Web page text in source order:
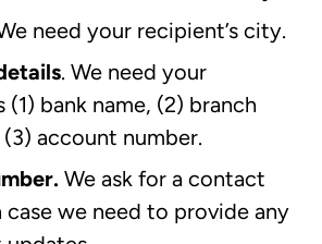
need your recipient’s city.
. We need your
(1) bank name, (2) branch
(3) account number.
We ask for a contact
case we need to provide any